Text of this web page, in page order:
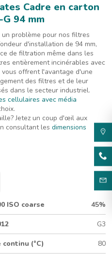
Cadre en carton
94 mm
un problème pour nos filtres
d'installation de 94 mm,
de filtration même dans les
entièrement incinérables avec
offrent l'avantage d'une
des filtres et de leur
dans le secteur industriel.
cellulaires avec média
Jetez un coup d'œil aux
consultant lesdimensions
partir de matériaux 100%
(vert/blanc)
ISO coarse 45%
G3
(°C) 80